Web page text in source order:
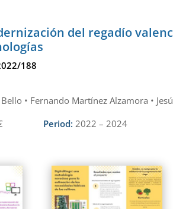
del regadío
188
• Fernando Martínez Alzamora •
€ Period: 2022 – 2024